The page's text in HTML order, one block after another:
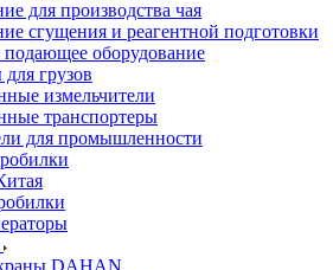
для производства чая
сгущения и реагентной подготовки
оборудование
грузов
измельчители
транспортеры
для промышленности
DAHAN